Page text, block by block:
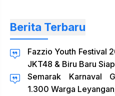
Berita Terbaru
Fazzio Youth Festival
JKT48 & Biru Baru
Semarak Karnaval
1.300 Warga